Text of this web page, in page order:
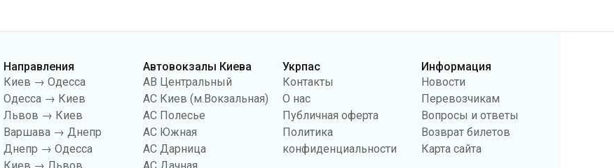
Направления
Киев → Одесса
Одесса → Киев
Львов → Киев
Варшава → Днепр
Днепр → Одесса
Автовокзалы Киева
АВ Центральный
АС Киев (м.Вокзальная)
АС Полесье
АС Южная
АС Дарница
Укрпас
Контакты
О нас
Публичная оферта
Политика
конфиденциальности
Информация
Новости
Перевозчикам
Вопросы и ответы
Возврат билетов
Карта сайта